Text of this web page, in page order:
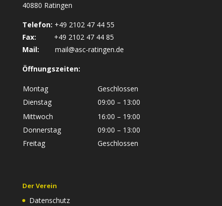
40880 Ratingen
Telefon: +49 2102 47 44 55
Fax: +49 2102 47 44 85
Mail:
mail@asc-ratingen.de
Öffnungszeiten:
Montag
Geschlossen
Dienstag
09:00 – 13:00
Mittwoch
16:00 – 19:00
Donnerstag
09:00 – 13:00
Freitag
Geschlossen
Der Verein
Datenschutz